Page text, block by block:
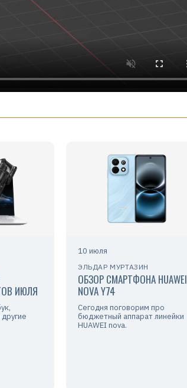
ИЮЛЯ
10 июля
ЭЛЬДАР МУРТАЗИН
ОБЗОР СМАРТФОНА HUAWEI
NOVA Y74
Сегодня поговорим про
бюджетный аппарат линейки
HUAWEI nova.